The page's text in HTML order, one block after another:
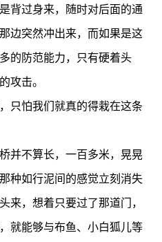
背过身来，随时对后面的通
边突然冲出来，而如果是这
的防范能力，只有硬着头
攻击。
怕我们就真的得栽在这条
不算长，一百多米，晃晃
种如行泥间的感觉立刻消失
来，想着只要过了那道门，
就能够与布鱼、小白狐儿等